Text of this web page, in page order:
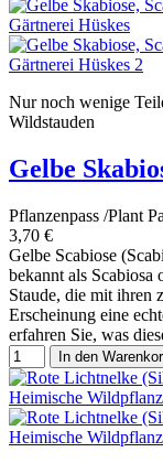
Nur noch wenige
Wildstauden
Gelbe
Pflanzenpass /Plant
3,70 €
Gelbe Scabiose
bekannt als Scabiosa
Staude, die mit ihren
Erscheinung eine
erfahren Sie, was
In den